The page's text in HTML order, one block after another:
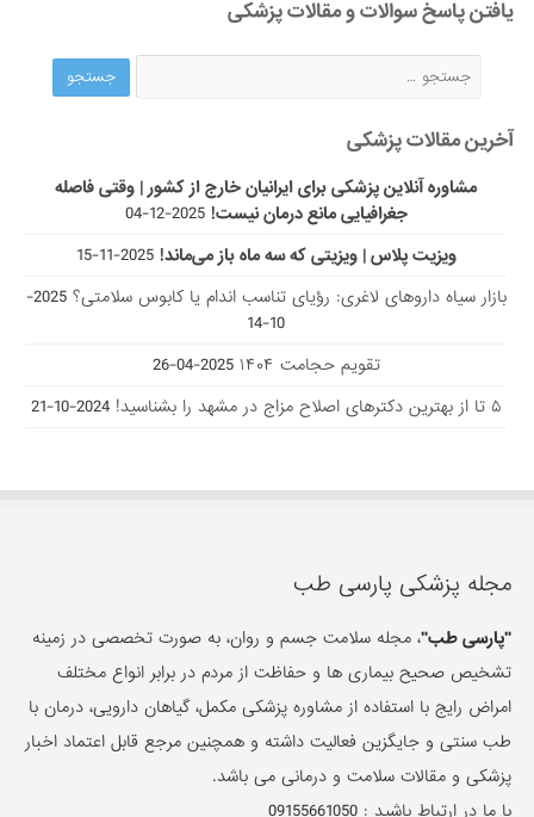
یافتن پاسخ سوالات و مقالات پزشکی
آخرین مقالات پزشکی
مشاوره آنلاین پزشکی برای ایرانیان خارج از کشور | وقتی فاصله
جغرافیایی مانع درمان نیست! 2025-12-04
ویزیت پلاس | ویزیتی که سه ماه باز می‌ماند! 2025-11-15
بازار سیاه داروهای لاغری: رؤیای تناسب اندام یا کابوس سلامتی؟
2025-
10-14
تقویم حجامت ۱۴۰۴
2025-04-26
۵ تا از بهترین دکتر‌های اصلاح مزاج در مشهد را بشناسید!
2024-10-21
مجله پزشکی پارسی طب
"پارسی طب"، مجله سلامت جسم و روان، به صورت تخصصی در زمینه
تشخیص صحیح بیماری ها و حفاظت از مردم در برابر انواع مختلف
امراض رایج با استفاده از مشاوره پزشکی مکمل، گیاهان دارویی، درمان با
طب سنتی و جایگزین فعالیت داشته و همچنین مرجع قابل اعتماد اخبار
پزشکی و مقالات سلامت و درمانی می باشد.
با ما در ارتباط باشید :09155661050